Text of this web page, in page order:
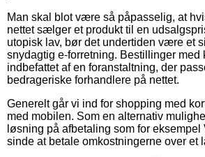
Man skal blot være så påpasselig, at
nettet sælger et produkt til en
utopisk lav, bør det undertiden være et
snydagtig e-forretning. Bestillinger med
indbefattet af en foranstaltning, der
bedrageriske forhandlere på nettet.
Generelt går vi ind for shopping med
med mobilen. Som en alternativ
løsning på afbetaling som for
sinde at betale omkostningerne over et